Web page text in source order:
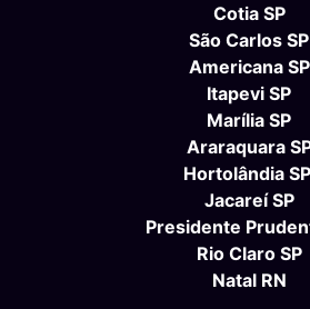
Cotia SP
São Carlos SP
Americana SP
Itapevi SP
Marília SP
Araraquara
Hortolândia SP
Jacareí SP
Presidente
Rio Claro SP
Natal RN